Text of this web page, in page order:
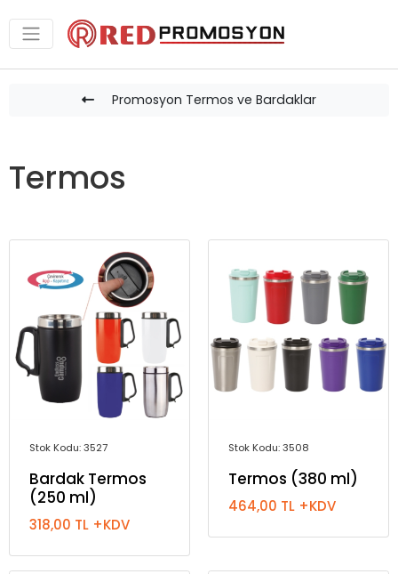
Promosyon Termos ve Bardaklar
Termos
Stok Kodu: 3527
Bardak Termos
(250 ml)
318,00 TL +KDV
Stok Kodu: 3508
Termos (380 ml)
464,00 TL +KDV